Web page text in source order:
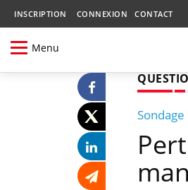
INSCRIPTION CONNEXION CONTACT
Menu